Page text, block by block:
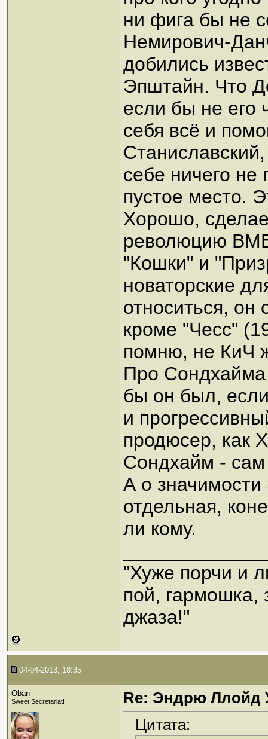
ни фига бы не
Немирович-
добились
Эпштайн. Что
если бы не его
себя всё и
себе ничего не
пустое место.
Хорошо,
революцию
"Кошки" и
новаторские
относиться,
кроме "Чесс"
помню, не КиЧ
Про Сондхайма
бы он был,
и
продюсер, как
Сондхайм - сам
А о
отдельная,
ли кому.
"Хуже порчи и
пой, гармошка,
джаза!"
04-04-2013, 18:35
Oban
Sweet Secretariat!
Re: Эндрю Ллойд
Цитата: